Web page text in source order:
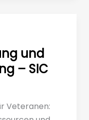
und
– SIC
Veteranen: